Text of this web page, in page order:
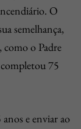
O
semelhança,
como o Padre
75
e enviar ao